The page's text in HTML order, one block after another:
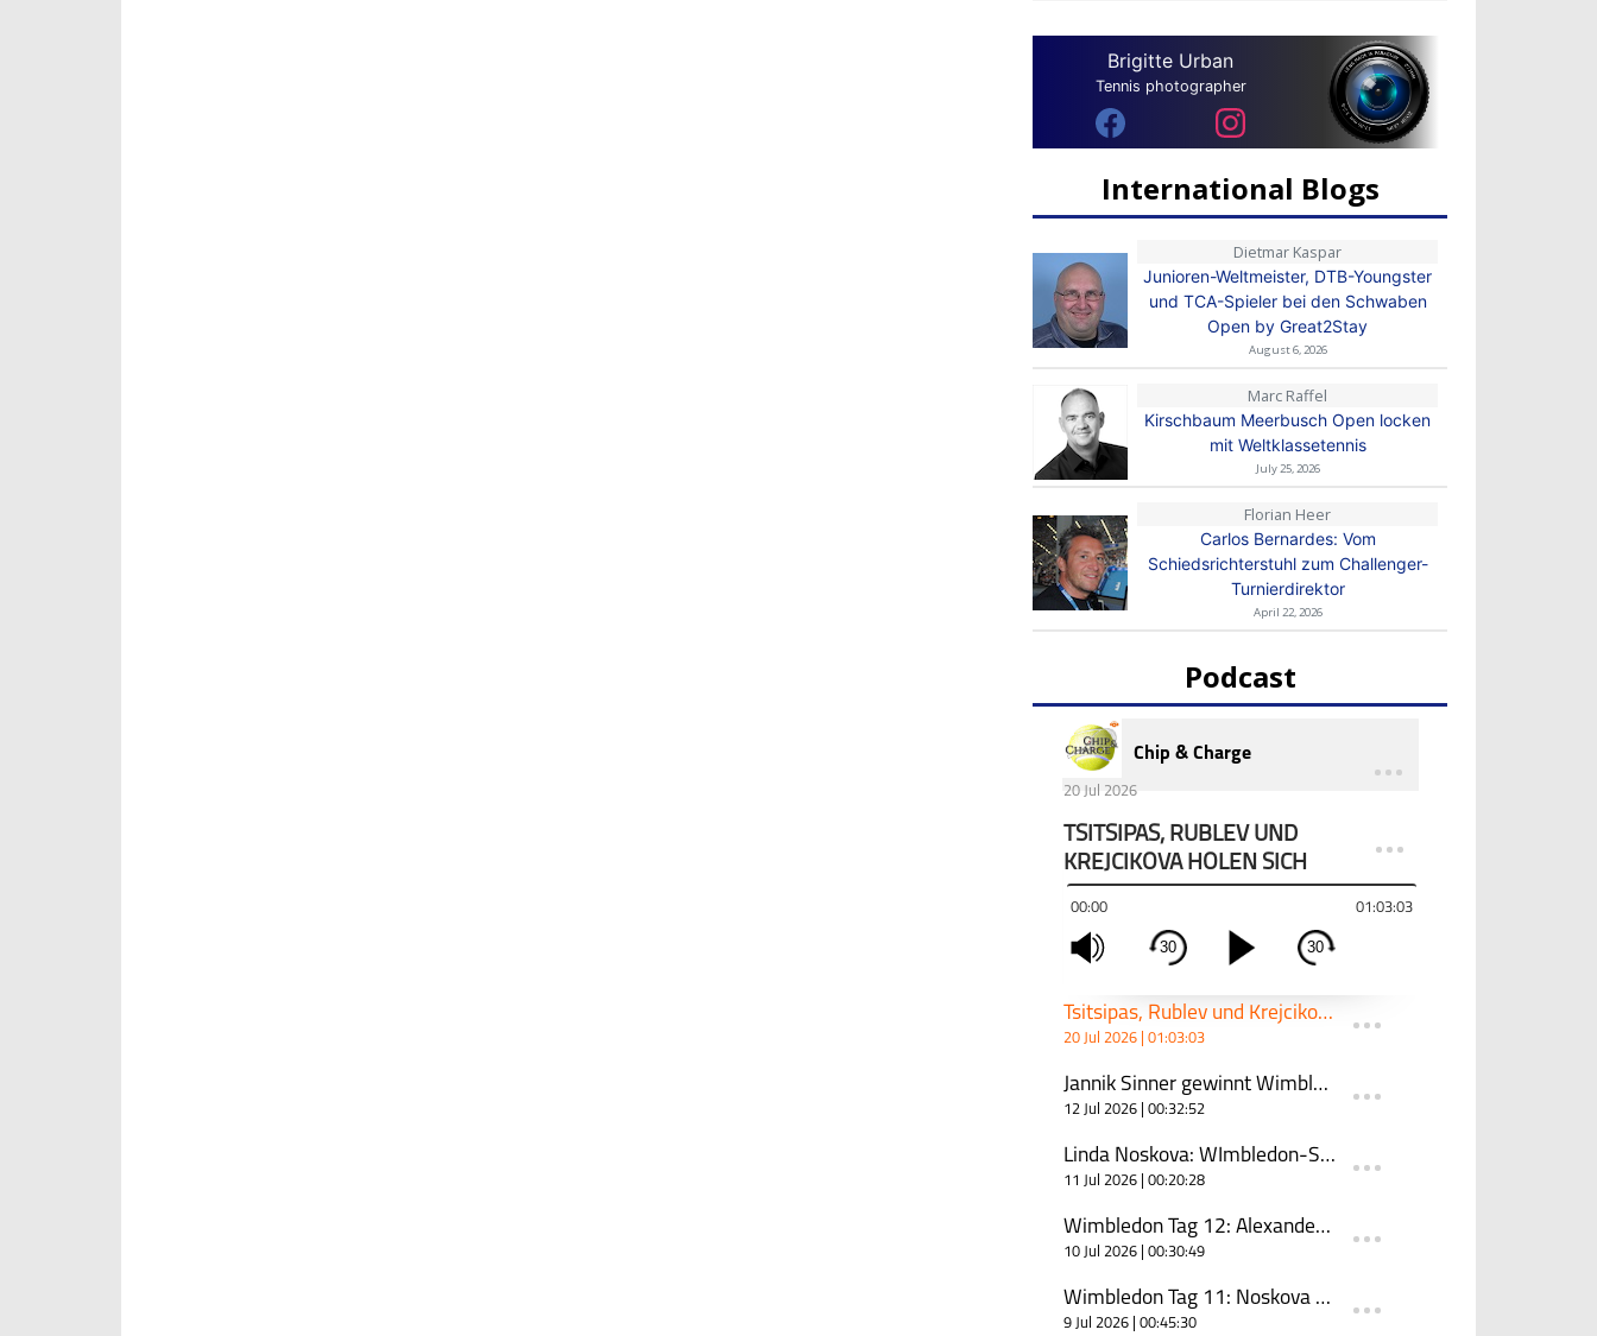
Brigitte Urban
Tennis photographer
International Blogs
Dietmar Kaspar
Junioren-Weltmeister, DTB-Youngster
und TCA-Spieler bei den Schwaben
Open by Great2Stay
August 6, 2026
Marc Raffel
Kirschbaum Meerbusch Open locken
mit Weltklassetennis
July 25, 2026
Florian Heer
Carlos Bernardes: Vom
Schiedsrichterstuhl zum Challenger-
Turnierdirektor
April 22, 2026
Podcast